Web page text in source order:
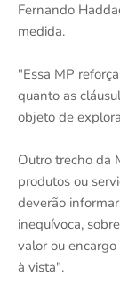
Fernando
medida.
"Essa MP
quanto as
objeto de
Outro trecho da
produtos ou
deverão
inequívoca,
valor ou
à vista".